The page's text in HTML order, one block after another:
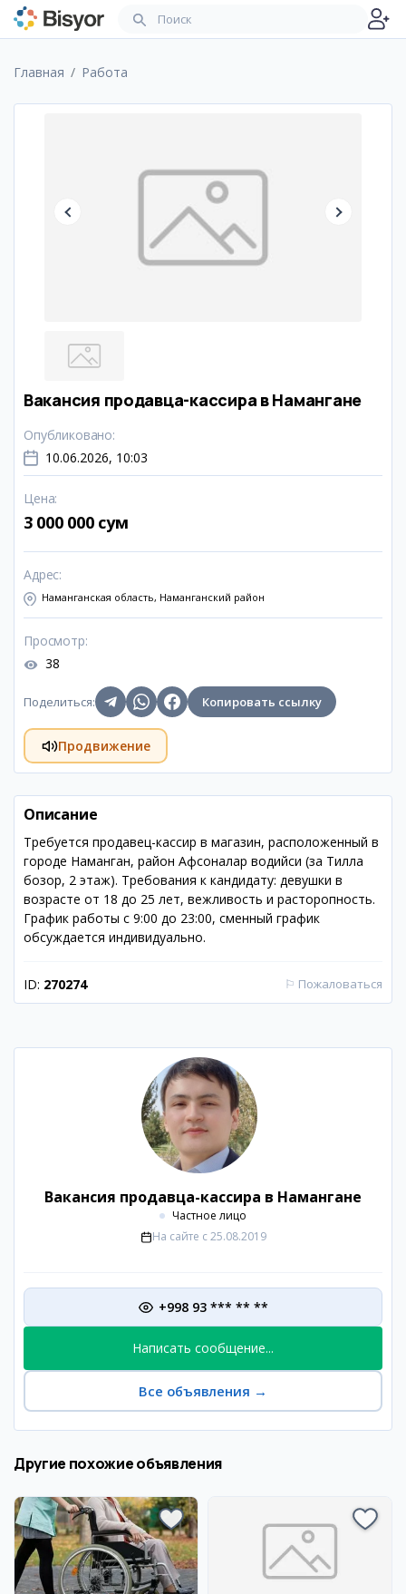
Главная Работа
Вакансия продавца-кассира в Намангане
Опубликовано:
10.06.2026, 10:03
Цена:
3 000 000 сум
Адрес:
Наманганская область, Наманганский район
Просмотр:
38
Поделиться: Копировать ссылку
Продвижение
Описание
Требуется продавец-кассир в магазин, расположенный в
городе Наманган, район Афсоналар водийси (за Тилла
бозор, 2 этаж). Требования к кандидату: девушки в
возрасте от 18 до 25 лет, вежливость и расторопность.
График работы с 9:00 до 23:00, сменный график
обсуждается индивидуально.
ID: 270274 ⚐ Пожаловаться
Вакансия продавца-кассира в Намангане
Частное лицо
На сайте с 25.08.2019
+998 93 *** ** **
Написать сообщение...
Все объявления →
Другие похожие объявления